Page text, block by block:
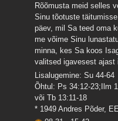
Rõõmusta meid selles
Sinu tõotuste
päev, mil Sa teed oma
me võime Sinu
minna, kes Sa koos
valitsed igavesest ajast
Lisalugemine: Su 44-64
Õhtul: Ps 34:12-23;Ilm
või Tb 13:11-18
* 1949 Andres Põder,